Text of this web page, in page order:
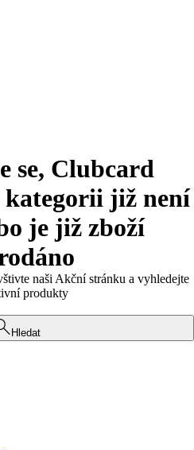
se, Clubcard
již není
je již zboží
naši Akční stránku a vyhledejte
produkty
Hledat